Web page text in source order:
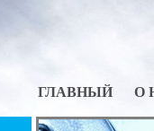
ГЛАВНЫЙ О